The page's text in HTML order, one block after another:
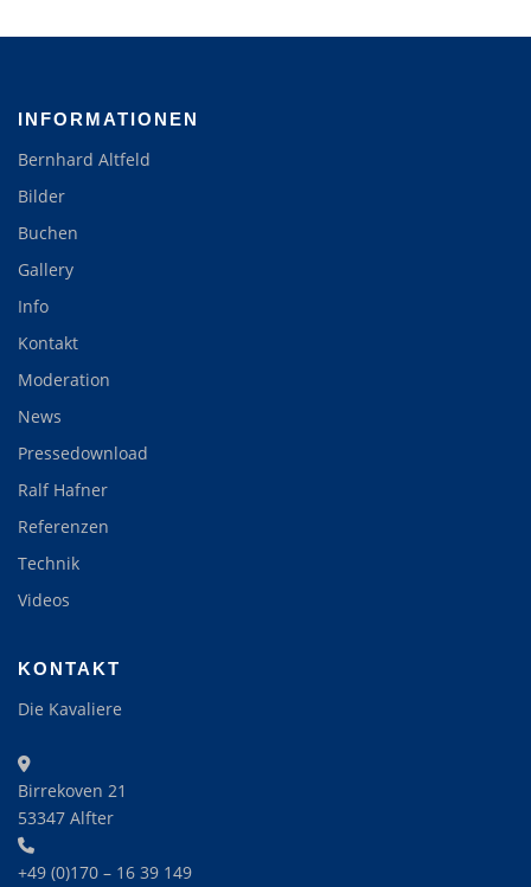
INFORMATIONEN
Bernhard Altfeld
Bilder
Buchen
Gallery
Info
Kontakt
Moderation
News
Pressedownload
Ralf Hafner
Referenzen
Technik
Videos
KONTAKT
Die Kavaliere
Birrekoven 21
53347 Alfter
+49 (0)170 – 16 39 149‬